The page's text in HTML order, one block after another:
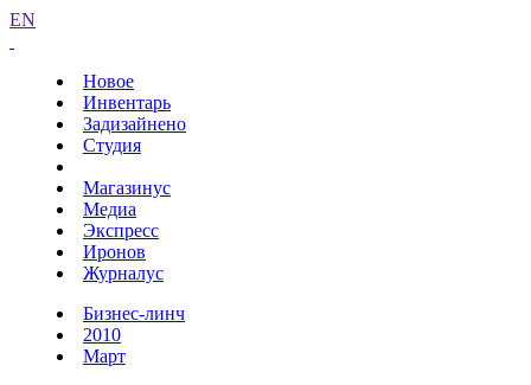
EN
Новое
Инвентарь
Задизайнено
Студия
Магазинус
Медиа
Экспресс
Иронов
Журналус
Бизнес-линч
2010
Март